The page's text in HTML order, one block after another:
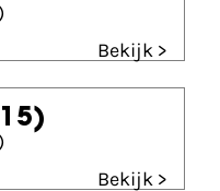
Bekijk >
Bekijk >